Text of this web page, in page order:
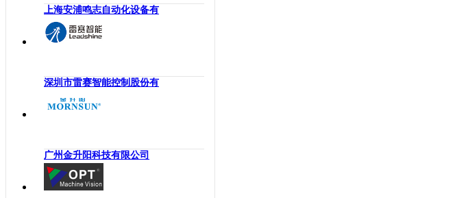
机柜
执行机构
人机界面
电力电子
工业电机
工业软件
陕西
甘肃
新疆
香港
台湾
上海安浦鸣志自动化设备有
深圳市雷赛智能控制股份有
广州金升阳科技有限公司